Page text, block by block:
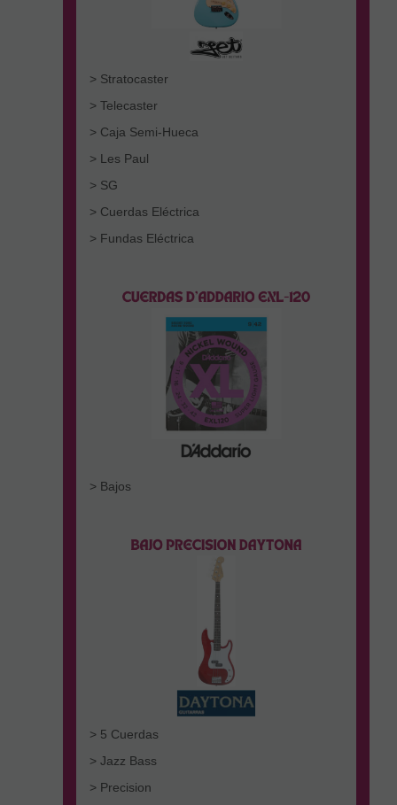
> Stratocaster
> Telecaster
> Caja Semi-Hueca
> Les Paul
> SG
> Cuerdas Eléctrica
> Fundas Eléctrica
> Bajos
> 5 Cuerdas
> Jazz Bass
> Precision